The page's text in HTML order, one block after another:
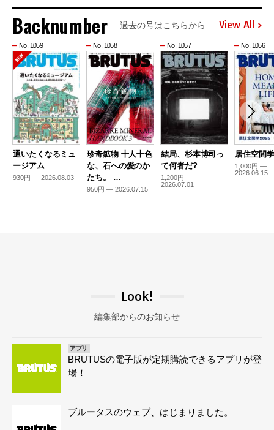
Backnumber 過去の号はこちらから View All
No. 1059
通いたくなるミュ
ージアム
930円 — 2026.08.03
No. 1058
珍奇鉱物 十人十色
な、石への愛のか
たち。 …
950円 — 2026.07.15
No. 1057
結局、杉本博司っ
て何者だ?
1,200円 —
2026.07.01
No. 1056
居住空間
1,000円 —
2026.06.15
Look!
編集部からのお知らせ
アプリ
BRUTUSの電子版が定期購読できるアプリが登
場！
ブルータスのウェブ、はじまりました。